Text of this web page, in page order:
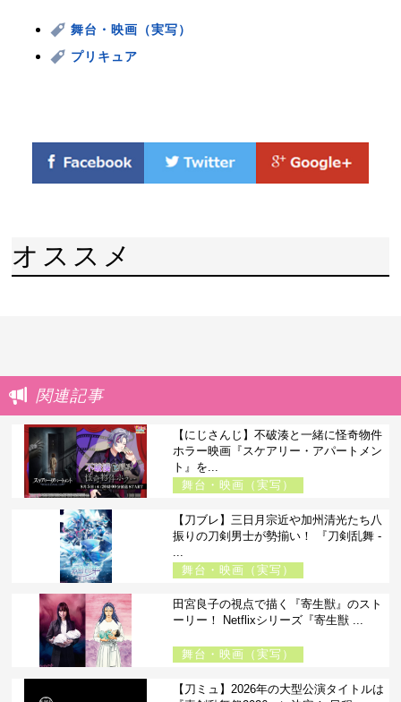
舞台・映画（実写）
プリキュア
オススメ
関連記事
【にじさんじ】不破湊と一緒に怪奇物件
ホラー映画『スケアリー・アパートメン
ト』を...
舞台・映画（実写）
【刀ブレ】三日月宗近や加州清光たち八
振りの刀剣男士が勢揃い！ 『刀剣乱舞 -
舞台・映画（実写）
田宮良子の視点で描く『寄生獣』のスト
ーリー！ Netflixシリーズ『寄生獣 ...
舞台・映画（実写）
【刀ミュ】2026年の大型公演タイトルは